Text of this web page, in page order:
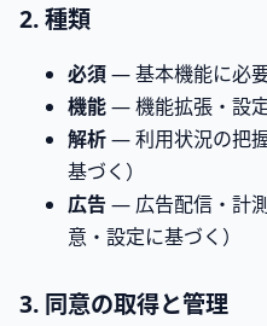
2. 種類
必須— 基本機能に必要
機能— 機能拡張・設
解析— 利用状況の把
基づく）
広告 — 広告配信・計
意・設定に基づく）
3. 同意の取得と管理